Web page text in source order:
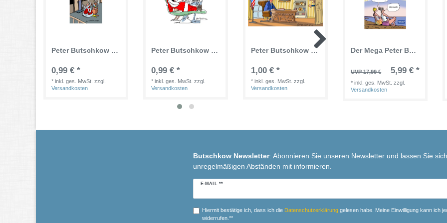
Peter Butschkow - Postkarte / Weihnachtskarte "Aktion Sorgentier"
0,99 € *
*inkl. ges. MwSt. zzgl.
Versandkosten
Peter Butschkow - Postkarte / Weihnachtskarte "Weihnachtsmann beim Zahnarzt"
0,99 € *
*inkl. ges. MwSt. zzgl.
Versandkosten
Peter Butschkow - Postkarte Donald Trump Satire "You´re fired !!"
1,00 € *
*inkl. ges. MwSt. zzgl.
Versandkosten
Peter Butschkow - Happy als Frau mit 70 (Deutsch) Gebundene Ausgabe - 48 Seiten
6,95 € *
*inkl. ges. MwSt. zzgl.
Versandkosten
Der Mega Peter Butschkow Superplaner 2026 - Kalender 34x44 cm - Der extra große Planer für bis zu 8 Personen (8 Spalten) und Schulferien
UVP 17,99 € 5,99 € *
*inkl. ges. MwSt. zzgl.
Versandkosten
Butschkow Newsletter: Abonnieren Sie unseren Newsletter und lassen Sie
unregelmäßigen Abständen mit informieren.
E-MAIL **
Newsletter
Hiermit bestätige ich, dass ich die Daten­schutz­erklärunggelesen habe. Meine Einwilligung kann ich
widerrufen.**